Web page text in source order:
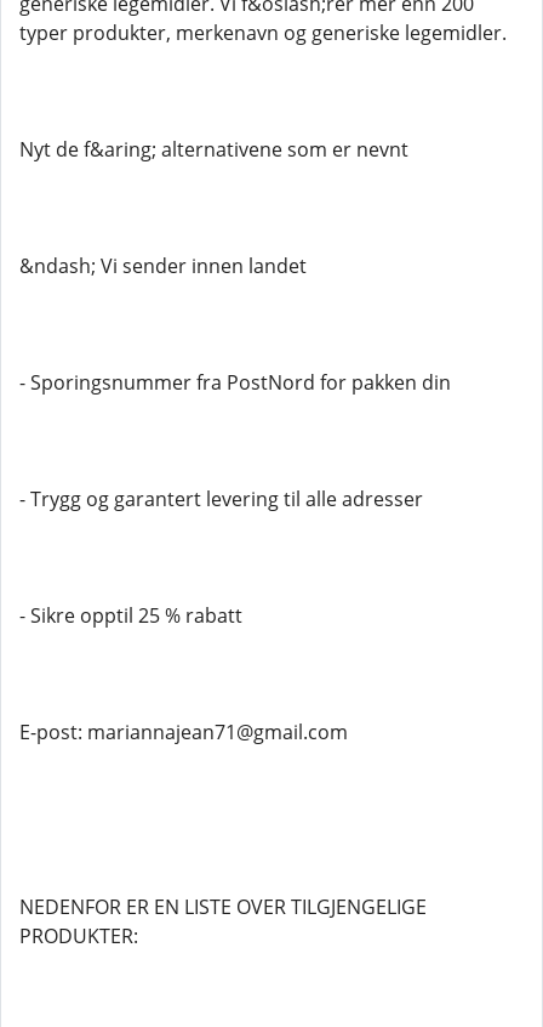
typer produkter, merkenavn og generiske legemidler.
Nyt de f&aring; alternativene som er nevnt
&ndash; Vi sender innen landet
- Sporingsnummer fra PostNord for pakken din
- Trygg og garantert levering til alle adresser
- Sikre opptil 25 % rabatt
E-post: mariannajean71@gmail.com
NEDENFOR ER EN LISTE OVER TILGJENGELIGE
PRODUKTER: